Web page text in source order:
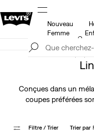
à jour Détails Nouveau
Femme
Levi's App. Le
Conçues dans un
coupes préférées
Filtre / Trier Trier par